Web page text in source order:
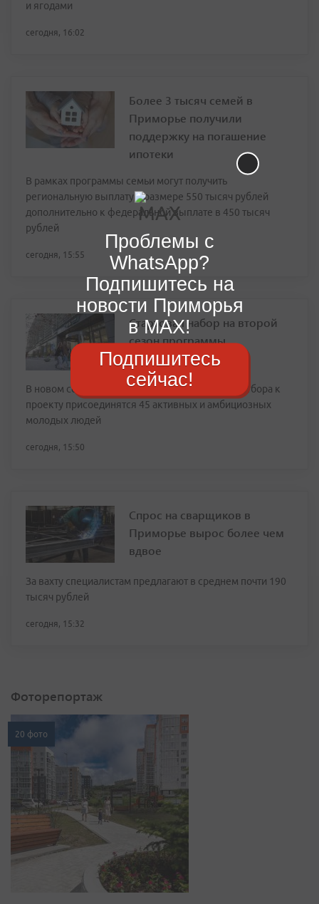
и ягодами
сегодня, 16:02
Более 3 тысяч семей в
Приморье получили
поддержку на погашение
ипотеки
В рамках программы семьи могут получить
региональную выплату в размере 550 тысяч рублей
дополнительно к федеральной выплате в 450 тысяч
рублей
сегодня, 15:55
Стартовал набор на второй
сезон программы
«Амбассадоры ВТБ»
В новом сезоне по итогам многоступенчатого отбора к
проекту присоединятся 45 активных и амбициозных
молодых людей
сегодня, 15:50
Спрос на сварщиков в
Приморье вырос более чем
вдвое
За вахту специалистам предлагают в среднем почти 190
тысяч рублей
сегодня, 15:32
Фоторепортаж
20 фото
Проблемы с
WhatsApp?
Подпишитесь на
новости Приморья
в MAX!
Подпишитесь
сейчас!